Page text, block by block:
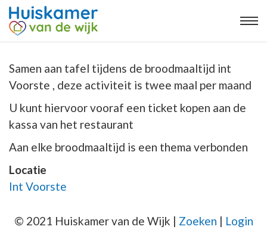
Samen aan tafel tijdens de broodmaaltijd int
Voorste , deze activiteit is twee maal per maand
U kunt hiervoor vooraf een ticket kopen aan de
kassa van het restaurant
Aan elke broodmaaltijd is een thema verbonden
Locatie
Int Voorste
© 2021 Huiskamer van de Wijk | Zoeken | Login